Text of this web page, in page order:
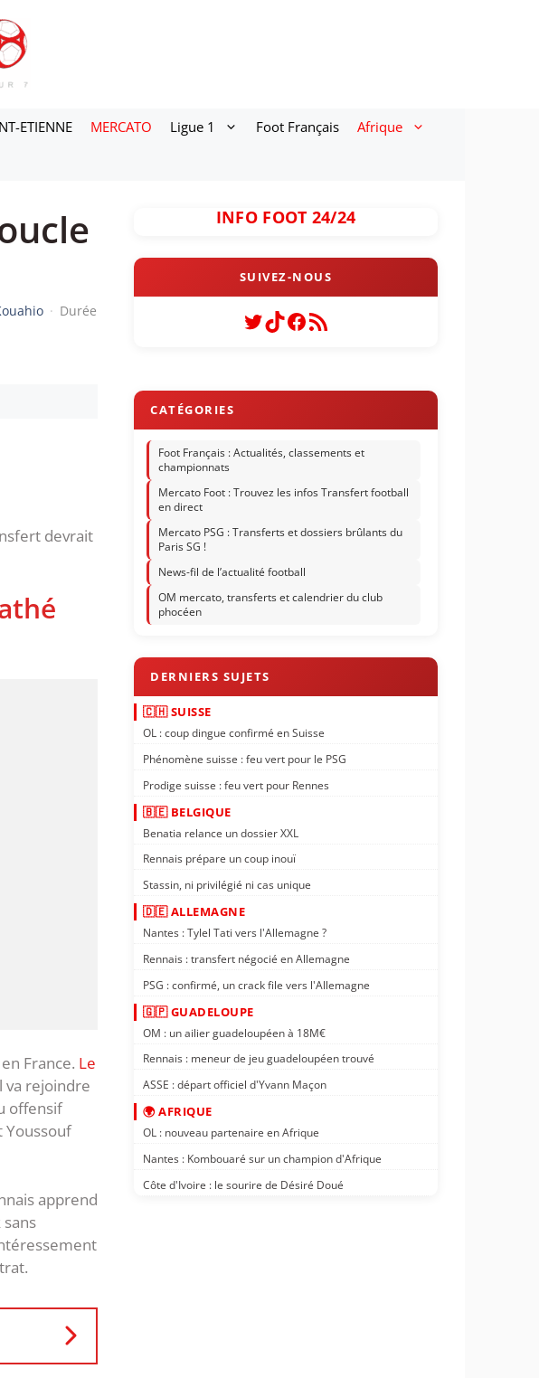
ETIENNE MERCATO Ligue 1 Foot Français Afrique
· Durée
devrait
France. Le
va rejoindre
offensif
Youssouf
apprend
INFO FOOT 24/24
Twitter
TikTok
Facebook
Flux RSS
Foot Français : Actualités, classements et
championnats
Mercato Foot : Trouvez les infos Transfert football
en direct
Mercato PSG : Transferts et dossiers brûlants du
Paris SG !
News-fil de l’actualité football
OM mercato, transferts et calendrier du club
phocéen
🇨🇭 SUISSE
OL : coup dingue confirmé en Suisse
Phénomène suisse : feu vert pour le PSG
Prodige suisse : feu vert pour Rennes
🇧🇪 BELGIQUE
Benatia relance un dossier XXL
Rennais prépare un coup inouï
Stassin, ni privilégié ni cas unique
🇩🇪 ALLEMAGNE
Nantes : Tylel Tati vers l'Allemagne ?
Rennais : transfert négocié en Allemagne
PSG : confirmé, un crack file vers l'Allemagne
🇬🇵 GUADELOUPE
OM : un ailier guadeloupéen à 18M€
Rennais : meneur de jeu guadeloupéen trouvé
ASSE : départ officiel d'Yvann Maçon
🌍 AFRIQUE
OL : nouveau partenaire en Afrique
Nantes : Kombouaré sur un champion d'Afrique
Côte d'Ivoire : le sourire de Désiré Doué